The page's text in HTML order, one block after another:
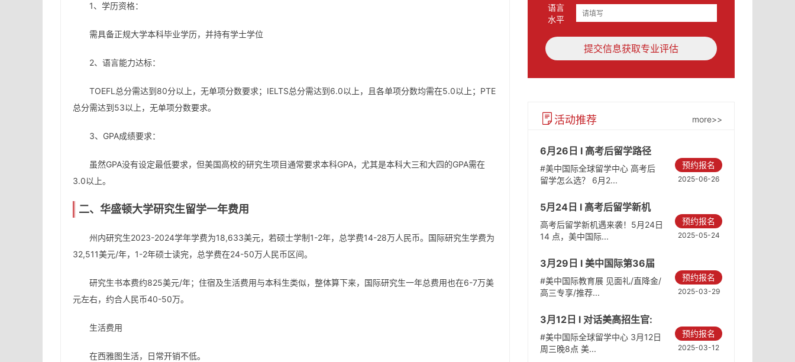
1、学历资格：
需具备正规大学本科毕业学历，并持有学士学位
2、语言能力达标：
TOEFL总分需达到80分以上，无单项分数要求；IELTS总分需达到6.0以上，且各单项分数均需在5.0以上；PTE
总分需达到53以上，无单项分数要求。
3、GPA成绩要求：
虽然GPA没有设定最低要求，但美国高校的研究生项目通常要求本科GPA，尤其是本科大三和大四的GPA需在
3.0以上。
二、华盛顿大学研究生留学一年费用
州内研究生2023-2024学年学费为18,633美元，若硕士学制1-2年，总学费14-28万人民币。国际研究生学费为
32,511美元/年，1-2年硕士读完，总学费在24-50万人民币区间。
研究生书本费约825美元/年；住宿及生活费用与本科生类似，整体算下来，国际研究生一年总费用也在6-7万美
元左右，约合人民币40-50万。
生活费用
在西雅图生活，日常开销不低。
语言
水平
提交信息获取专业评估
活动推荐 more>>
6月26日 I 高考后留学路径
#美中国际全球留学中心 高考后
留学怎么选？ 6月2...
预约报名
2025-06-26
5月24日 I 高考后留学新机
遇：升读海外名校
高考后留学新机遇来袭！5月24日
14 点，美中国际...
预约报名
2025-05-24
3月29日 l 美中国际第36届
国际教育展
#美中国际教育展 见面礼/直降金/
高三专享/推荐...
预约报名
2025-03-29
3月12日 l 对话美高招生官:
破解内卷真相
#美中国际全球留学中心 3月12日
周三晚8点 美...
预约报名
2025-03-12